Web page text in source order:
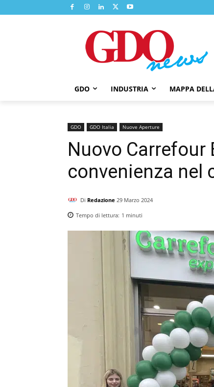
GDO INDUSTRIA MAPPA
GDO GDO Italia Nuove Aperture
Nuovo Carrefour
convenienza nel
Di Redazione 29 Marzo 2024
Tempo di lettura: 1 minuti